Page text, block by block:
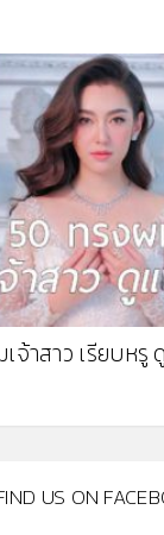
จ้าสาว เรียบห
US ON